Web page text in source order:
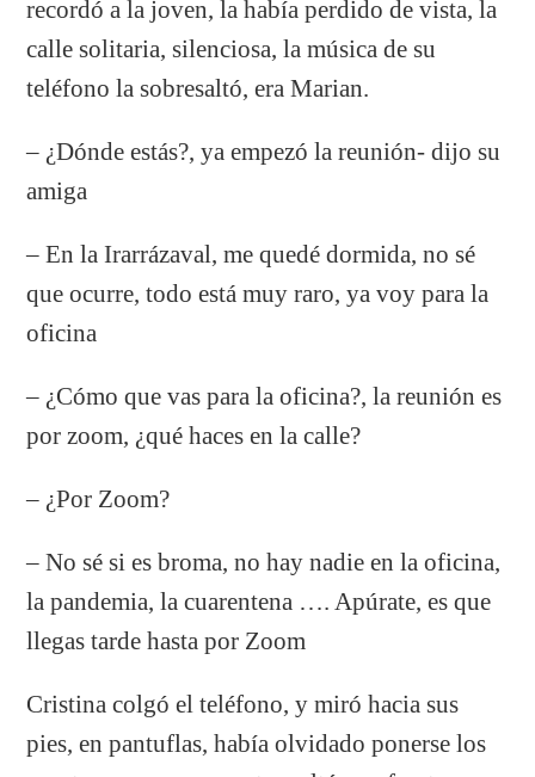
recordó a la joven, la había perdido de vista, la
calle solitaria, silenciosa, la música de su
teléfono la sobresaltó, era Marian.
– ¿Dónde estás?, ya empezó la reunión- dijo su
amiga
– En la Irarrázaval, me quedé dormida, no sé
que ocurre, todo está muy raro, ya voy para la
oficina
– ¿Cómo que vas para la oficina?, la reunión es
por zoom, ¿qué haces en la calle?
– ¿Por Zoom?
– No sé si es broma, no hay nadie en la oficina,
la pandemia, la cuarentena …. Apúrate, es que
llegas tarde hasta por Zoom
Cristina colgó el teléfono, y miró hacia sus
pies, en pantuflas, había olvidado ponerse los